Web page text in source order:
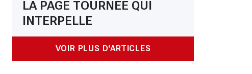
LA PAGE TOURNÉE QUI
INTERPELLE
VOIR PLUS D'ARTICLES